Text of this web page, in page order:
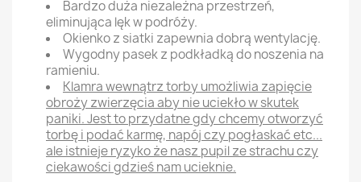
Bardzo duża niezależna przestrzeń,
eliminująca lęk w podróży.
Okienko z siatki zapewnia dobrą wentylację.
Wygodny pasek z podkładką do noszenia na
ramieniu.
Klamra wewnątrz torby umożliwia zapięcie
obroży zwierzęcia aby nie uciekło w skutek
paniki. Jest to przydatne gdy chcemy otworzyć
torbę i podać karmę, napój czy pogłaskać etc...
ale istnieje ryzyko że nasz pupil ze strachu czy
ciekawości gdzieś nam ucieknie.